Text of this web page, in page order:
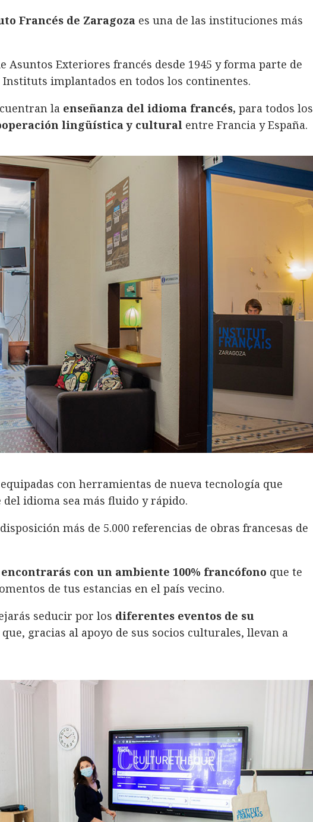
m
a
rt
ir
Francés de Zaragoza es una de las instituciones más
Asuntos Exteriores francés desde 1945 y forma parte de
Instituts implantados en todos los continentes.
la enseñanza del idioma francés, para todos los
lingüística y cultural entre Francia y España.
con herramientas de nueva tecnología que
idioma sea más fluido y rápido.
más de 5.000 referencias de obras francesas de
con un ambiente 100% francófono que te
de tus estancias en el país vecino.
seducir por los diferentes eventos de su
que, gracias al apoyo de sus socios culturales, llevan a